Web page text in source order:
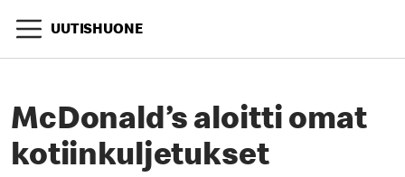
UUTISHUONE
McDonald’s aloitti omat
kotiinkuljetukset